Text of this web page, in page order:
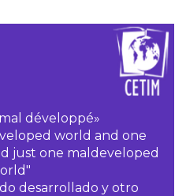
développé»
world and one
just one maldeveloped
desarrollado y otro